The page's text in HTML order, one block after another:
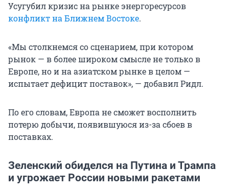
Усугубил кризис на рынке энергоресурсов
конфликт на Ближнем Востоке.
«Мы столкнемся со сценарием, при котором
рынок — в более широком смысле не только в
Европе, но и на азиатском рынке в целом —
испытает дефицит поставок», — добавил Ридл.
По его словам, Европа не сможет восполнить
потерю добычи, появившуюся из-за сбоев в
поставках.
Зеленский обиделся на Путина и Трампа
и угрожает России новыми ракетами